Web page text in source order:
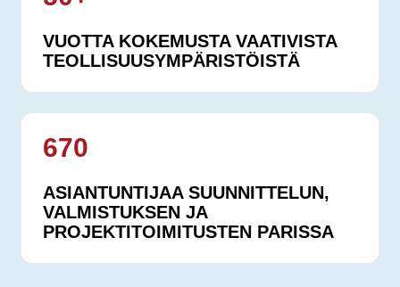
VUOTTA KOKEMUSTA VAATIVISTA
TEOLLISUUSYMPÄRISTÖISTÄ
670
ASIANTUNTIJAA SUUNNITTELUN,
VALMISTUKSEN JA
PROJEKTITOIMITUSTEN PARISSA